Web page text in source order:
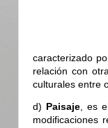
caracterizado
relación con
culturales entre
d) Paisaje, es
modificaciones